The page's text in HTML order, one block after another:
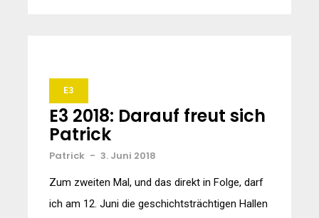
E3
E3 2018: Darauf freut sich
Patrick
Patrick - 3. Juni 2018
Zum zweiten Mal, und das direkt in Folge, darf
ich am 12. Juni die geschichtsträchtigen Hallen